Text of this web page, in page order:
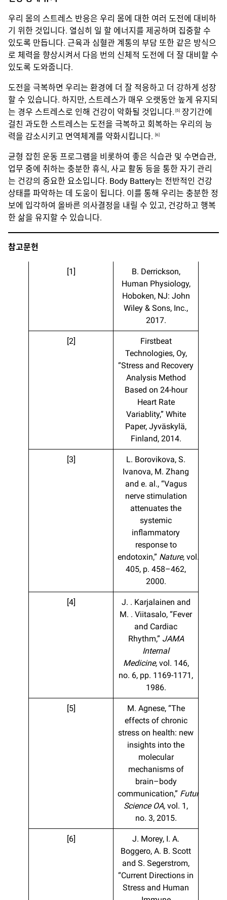
우리 몸의 스트레스 반응은 우리 몸에 대한 여러 도전에 대비하
기 위한 것입니다. 열심히 일 할 에너지를 제공하며 집중할 수
있도록 만듭니다. 근육과 심혈관 계통의 부담 또한 같은 방식으
로 체력을 향상시켜서 다음 번의 신체적 도전에 더 잘 대비할 수
있도록 도와줍니다.
도전을 극복하면 우리는 환경에 더 잘 적응하고 더 강하게 성장
할 수 있습니다. 하지만, 스트레스가 매우 오랫동안 높게 유지되
는 경우 스트레스로 인해 건강이 악화될 것입니다. [5] 장기간에
걸친 과도한 스트레스는 도전을 극복하고 회복하는 우리의 능
력을 감소시키고 면역체계를 약화시킵니다. [6]
균형 잡힌 운동 프로그램을 비롯하여 좋은 식습관 및 수면습관,
업무 중에 취하는 충분한 휴식, 사교 활동 등을 통한 자기 관리
는 건강의 중요한 요소입니다. Body Battery는 전반적인 건강
상태를 파악하는 데 도움이 됩니다. 이를 통해 우리는 충분한 정
보에 입각하여 올바른 의사결정을 내릴 수 있고, 건강하고 행복
한 삶을 유지할 수 있습니다.
참고문헌
[1]
B. Derrickson,
Human Physiology,
Hoboken, NJ: John
Wiley & Sons, Inc.,
2017.
[2]
Firstbeat
Technologies, Oy,
“Stress and Recovery
Analysis Method
Based on 24-hour
Heart Rate
Variablity,” White
Paper, Jyväskylä,
Finland, 2014.
[3]
L. Borovikova, S.
Ivanova, M. Zhang
and e. al., “Vagus
nerve stimulation
attenuates the
systemic
inflammatory
response to
endotoxin,” Nature, vol.
405, p. 458–462,
2000.
[4]
J. . Karjalainen and
M. . Viitasalo, “Fever
and Cardiac
Rhythm,” JAMA
Internal
Medicine, vol. 146,
no. 6, pp. 1169-1171,
1986.
[5]
M. Agnese, “The
effects of chronic
stress on health: new
insights into the
molecular
mechanisms of
brain–body
communication,” Future
Science OA, vol. 1,
no. 3, 2015.
[6]
J. Morey, I. A.
Boggero, A. B. Scott
and S. Segerstrom,
“Current Directions in
Stress and Human